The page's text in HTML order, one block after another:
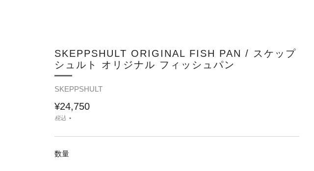
SKEPPSHULT ORIGINAL FISH PAN / スケップ
シュルト オリジナル フィッシュパン
SKEPPSHULT
¥24,750
税込
数量